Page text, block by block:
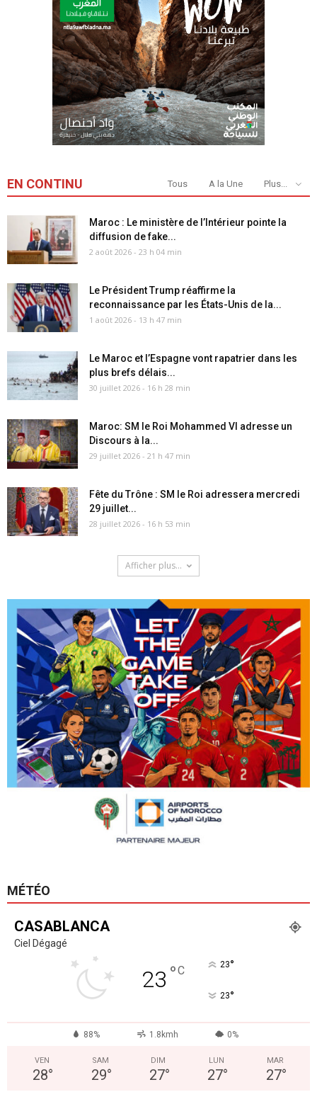
EN CONTINU Tous A la Une Plus...
Maroc : Le ministère de l’Intérieur pointe la
diffusion de fake...
2 août 2026 - 23 h 04 min
Le Président Trump réaffirme la
reconnaissance par les États-Unis de la...
1 août 2026 - 13 h 47 min
Le Maroc et l’Espagne vont rapatrier dans les
plus brefs délais...
30 juillet 2026 - 16 h 28 min
Maroc: SM le Roi Mohammed VI adresse un
Discours à la...
29 juillet 2026 - 21 h 47 min
Fête du Trône : SM le Roi adressera mercredi
29 juillet...
28 juillet 2026 - 16 h 53 min
Afficher plus...
MÉTÉO
CASABLANCA
Ciel Dégagé
23 °C 23°
23°
88% 1.8kmh 0%
VEN
28°
SAM
29°
DIM
27°
LUN
27°
MAR
27°